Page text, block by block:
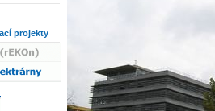
projekty